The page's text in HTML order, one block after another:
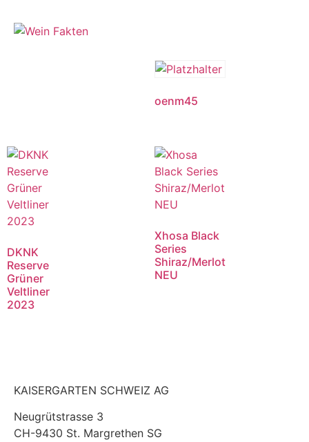
oenm45
DKNK
Reserve
Grüner
Veltliner
2023
Xhosa Black
Series
Shiraz/Merlot
NEU
KAISERGARTEN SCHWEIZ AG
Neugrütstrasse 3
CH-9430 St. Margrethen SG